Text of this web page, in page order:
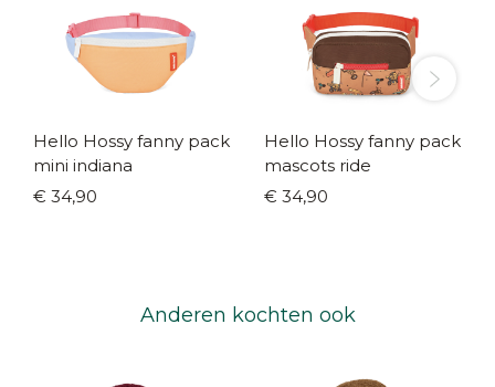
Hello Hossy fanny pack
mini indiana
€ 34,90
Hello Hossy fanny pack
mascots ride
€ 34,90
Anderen kochten ook